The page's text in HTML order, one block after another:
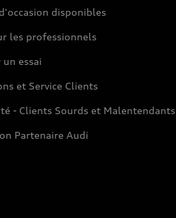
disponibles
les professionnels
un essai
et Service Clients
- Clients Sourds et Malentendants
Partenaire Audi